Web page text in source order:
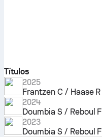
Títulos
2025
Frantzen C / Haase R
2024
Doumbia S / Reboul F
2023
Doumbia S / Reboul F